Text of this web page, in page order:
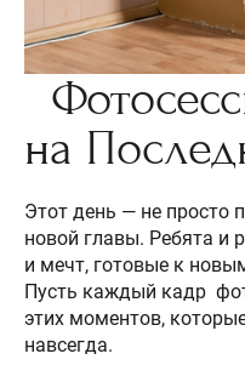
на
Этот день — не просто
новой главы. Ребята и
и мечт, готовые к
Пусть каждый кадр
этих моментов,
навсегда.